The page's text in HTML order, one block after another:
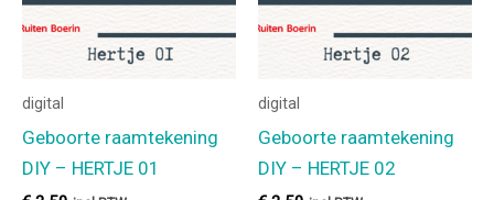
digital
Geboorte raamtekening
DIY – HERTJE 01
digital
Geboorte raamtekening
DIY – HERTJE 02